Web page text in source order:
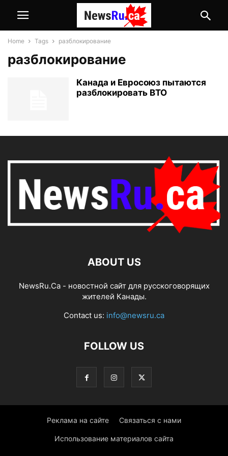
Home Tags разблокирование
разблокирование
Канада и Евросоюз пытаются
разблокировать ВТО
ABOUT US
NewsRu.Ca - новостной сайт для русскоговорящих
жителей Канады.
Contact us: info@newsru.ca
FOLLOW US
Реклама на сайте Связаться с нами
Использование материалов сайта